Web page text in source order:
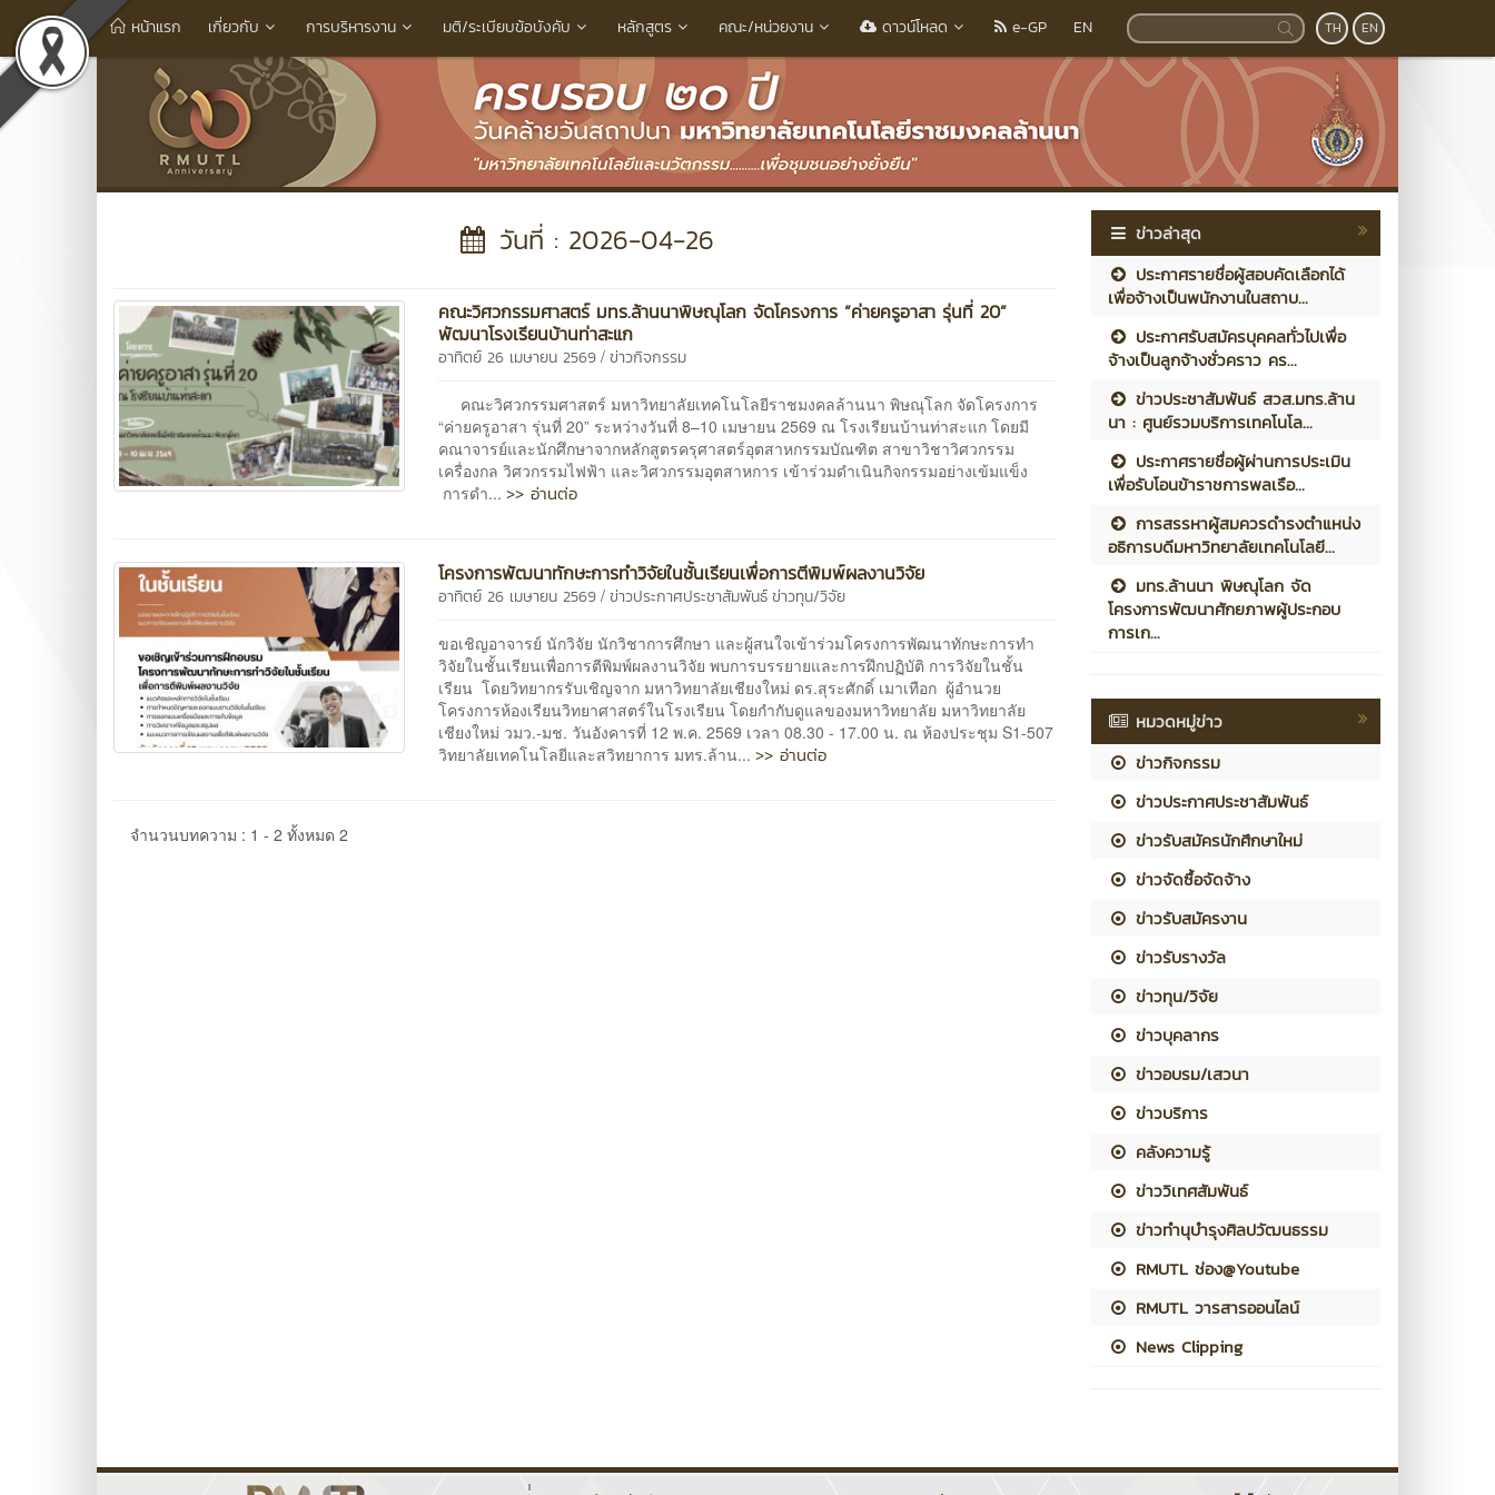
หน้าแรก เกี่ยวกับ การบริหารงาน มติ/ระเบียบข้อบังคับ หลักสูตร คณะ/หน่วยงาน ดาวน์โหลด e-GP EN TH EN
วันที่ : 2026-04-26
คณะวิศวกรรมศาสตร์ มทร.ล้านนาพิษณุโลก จัดโครงการ “ค่ายครูอาสา รุ่นที่ 20”
พัฒนาโรงเรียนบ้านท่าสะแก
อาทิตย์ 26 เมษายน 2569 /ข่าวกิจกรรม
คณะวิศวกรรมศาสตร์ มหาวิทยาลัยเทคโนโลยีราชมงคลล้านนา พิษณุโลก จัดโครงการ
“ค่ายครูอาสา รุ่นที่ 20” ระหว่างวันที่ 8–10 เมษายน 2569 ณ โรงเรียนบ้านท่าสะแก โดยมี
คณาจารย์และนักศึกษาจากหลักสูตรครุศาสตร์อุตสาหกรรมบัณฑิต สาขาวิชาวิศวกรรม
เครื่องกล วิศวกรรมไฟฟ้า และวิศวกรรมอุตสาหการ เข้าร่วมดำเนินกิจกรรมอย่างเข้มแข็ง
การดำ...>> อ่านต่อ
โครงการพัฒนาทักษะการทำวิจัยในชั้นเรียนเพื่อการตีพิมพ์ผลงานวิจัย
อาทิตย์ 26 เมษายน 2569 /ข่าวประกาศประชาสัมพันธ์ ข่าวทุน/วิจัย
ขอเชิญอาจารย์ นักวิจัย นักวิชาการศึกษา และผู้สนใจเข้าร่วมโครงการพัฒนาทักษะการทำ
วิจัยในชั้นเรียนเพื่อการตีพิมพ์ผลงานวิจัย พบการบรรยายและการฝึกปฏิบัติ การวิจัยในชั้น
เรียน โดยวิทยากรรับเชิญจาก มหาวิทยาลัยเชียงใหม่ ดร.สุระศักดิ์ เมาเทือก ผู้อำนวย
โครงการห้องเรียนวิทยาศาสตร์ในโรงเรียน โดยกำกับดูแลของมหาวิทยาลัย มหาวิทยาลัย
เชียงใหม่ วมว.-มช. วันอังคารที่ 12 พ.ค. 2569 เวลา 08.30 - 17.00 น. ณ ห้องประชุม S1-507
วิทยาลัยเทคโนโลยีและสวิทยาการ มทร.ล้าน...>> อ่านต่อ
จำนวนบทความ : 1 - 2 ทั้งหมด 2
ข่าวล่าสุด
ประกาศรายชื่อผู้สอบคัดเลือกได้
เพื่อจ้างเป็นพนักงานในสถาบ...
ประกาศรับสมัครบุคคลทั่วไปเพื่อ
จ้างเป็นลูกจ้างชั่วคราว คร...
ข่าวประชาสัมพันธ์ สวส.มทร.ล้าน
นา : ศูนย์รวมบริการเทคโนโล...
ประกาศรายชื่อผู้ผ่านการประเมิน
เพื่อรับโอนข้าราชการพลเรือ...
การสรรหาผู้สมควรดำรงตำแหน่ง
อธิการบดีมหาวิทยาลัยเทคโนโลยี...
มทร.ล้านนา พิษณุโลก จัด
โครงการพัฒนาศักยภาพผู้ประกอบ
การเก...
หมวดหมู่ข่าว
ข่าวกิจกรรม
ข่าวประกาศประชาสัมพันธ์
ข่าวรับสมัครนักศึกษาใหม่
ข่าวจัดซื้อจัดจ้าง
ข่าวรับสมัครงาน
ข่าวรับรางวัล
ข่าวทุน/วิจัย
ข่าวบุคลากร
ข่าวอบรม/เสวนา
ข่าวบริการ
คลังความรู้
ข่าววิเทศสัมพันธ์
ข่าวทำนุบำรุงศิลปวัฒนธรรม
RMUTL ช่อง@Youtube
RMUTL วารสารออนไลน์
News Clipping